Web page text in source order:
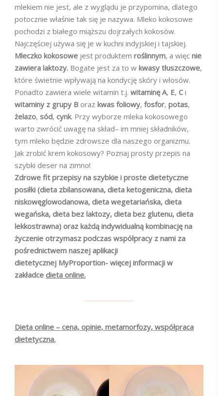
mlekiem nie jest, ale z wyglądu je przypomina, dlatego
potocznie właśnie tak się je nazywa. Mleko kokosowe
pochodzi z białego miąższu dojrzałych kokosów.
Najczęściej używa się je w kuchni indyjskiej i tajskiej.
Mleczko kokosowe jest produktem roślinnym, a więc nie
zawiera laktozy. Bogate jest za to w kwasy tłuszczowe,
które świetnie wpływają na kondycję skóry i włosów.
Ponadto zawiera wiele witamin t.j. witaminę A, E, Ci
witaminy z grupy B oraz kwas foliowy, fosfor, potas,
żelazo, sód, cynk. Przy wyborze mleka kokosowego
warto zwrócić uwagę na skład– im mniej składników,
tym mleko będzie zdrowsze dla naszego organizmu.
Jak zrobić krem kokosowy? Poznaj prosty przepis na
szybki deser na zimno!
Zdrowe fit przepisy na szybkie i proste dietetyczne
posiłki (dieta zbilansowana, dieta ketogeniczna, dieta
niskowęglowodanowa, dieta wegetariańska, dieta
wegańska, dieta bez laktozy, dieta bez glutenu, dieta
lekkostrawna) oraz każdą indywidualną kombinację na
życzenie otrzymasz podczas współpracy z nami za
pośrednictwem naszej aplikacji
dietetycznej MyProportion- więcej informacji w
zakładce dieta online.
Dieta online – cena, opinie, metamorfozy, współpraca
dietetyczna.